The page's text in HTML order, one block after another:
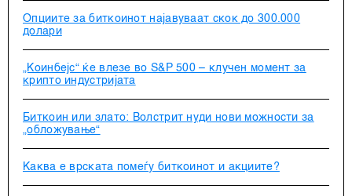
Опциите за биткоинот најавуваат скок до 300.000
долари
„Коинбејс“ ќе влезе во S&P 500 – клучен момент за
крипто индустријата
Биткоин или злато: Волстрит нуди нови можности за
„обложување“
Каква е врската помеѓу биткоинот и акциите?